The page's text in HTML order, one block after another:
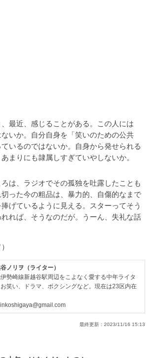
最近、感じることがある。この人には
ないか。自分自身を「笑いのための公共
いるのではないか。自身から発せられる
まりにも隷属しすぎていやしないか。
は、ラジオでその孤独を吐露したことも
った今の粗品は、暴力的、自傷的なまで
げているように見える。スターってそう
れば、そうなのだが。うーん、失礼な話
ノリヲ（ライター）
勢崎線新越谷駅周辺をこよなく愛する中年ライタ
笑い、ドラマ、ボクシングなど。現在は23区内在
最終更新： 2023/11/16 15:13